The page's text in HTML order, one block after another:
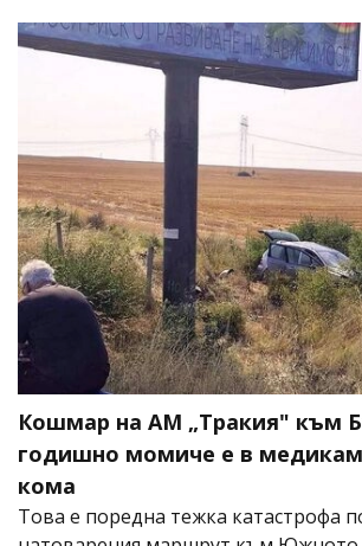
Кошмар на АМ „Тракия" към
годишно момиче е в
кома
Това е поредна тежка катастрофа